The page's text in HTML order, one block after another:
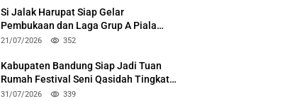
Si Jalak Harupat Siap Gelar
Pembukaan dan Laga Grup A Piala
Presiden 2026 Sabtu Mendatang
21/07/2026 352
Kabupaten Bandung Siap Jadi Tuan
Rumah Festival Seni Qasidah Tingkat
Nasional
31/07/2026 339